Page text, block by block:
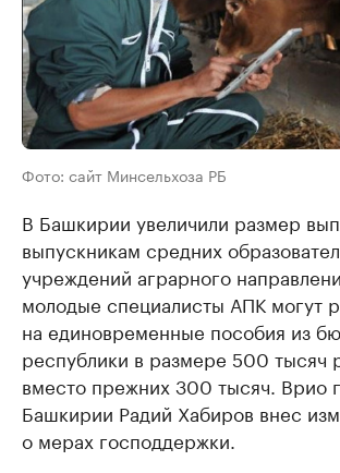
Фото: сайт Минсельхоза РБ
В Башкирии увеличили размер
выпускникам средних
учреждений аграрного
молодые специалисты АПК могут
на единовременные пособия из
республики в размере 500 тысяч
вместо прежних 300 тысяч. Врио
Башкирии Радий Хабиров внес
о мерах господдержки.